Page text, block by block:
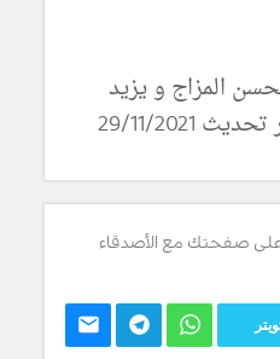
المزاج و يزيد
11/2021
على صفحتك مع الأصدقاء